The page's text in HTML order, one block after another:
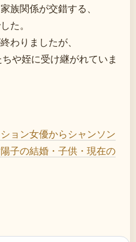
族関係が交錯する、
た。
わりましたが、
や姪に受け継がれていま
ョン女優からシャンソン
子の結婚・子供・現在の